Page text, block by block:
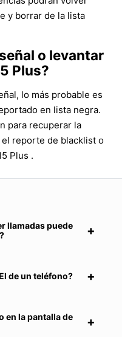
y borrar de la lista
o levantar
Plus?
lo más probable es
en lista negra.
para recuperar la
reporte de blacklist o
Plus .
llamadas puede
de un teléfono?
en la pantalla de